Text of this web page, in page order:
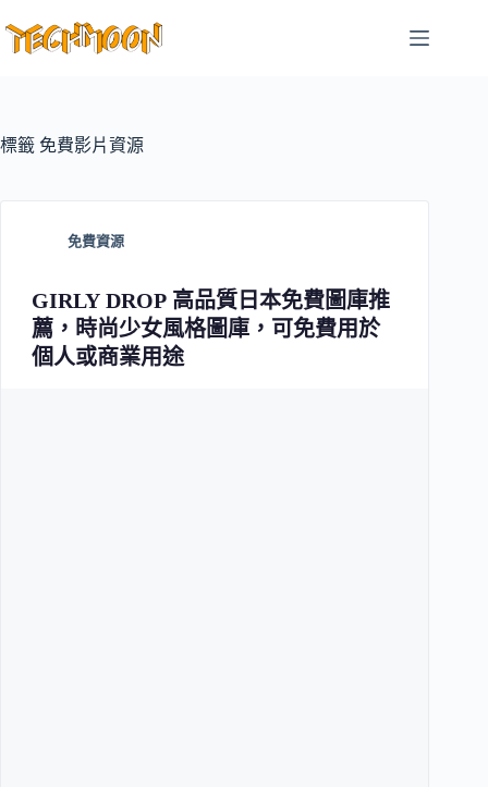
至
容
標籤 免費影片資源
免費資源
GIRLY DROP 高品質日本免費圖庫推
薦，時尚少女風格圖庫，可免費用於
個人或商業用途